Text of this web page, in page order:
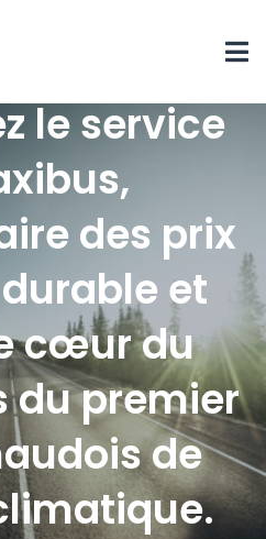
:
le service
des prix
et
cœur du
du premier
de